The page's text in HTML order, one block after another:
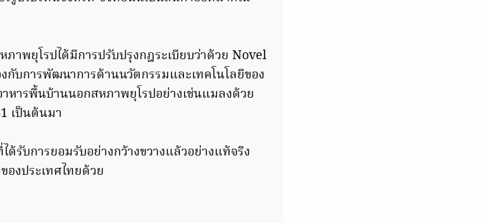
าพยุโรปได้มีการปรับปรุงกฎระเบียบว่าด้วย Novel
กับการพัฒนาการด้านนวัตกรรมและเทคโนโลยีของ
หารพื้นบ้านนอกสหภาพยุโรปอย่างเช่นแมลงด้วย
เป็นต้นมา
ด้รับการยอมรับอย่างกว้างขวางแล้วอย่างแท้จริง
องประเทศไทยด้วย